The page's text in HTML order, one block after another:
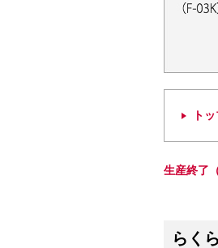
ト
生産終了
らく